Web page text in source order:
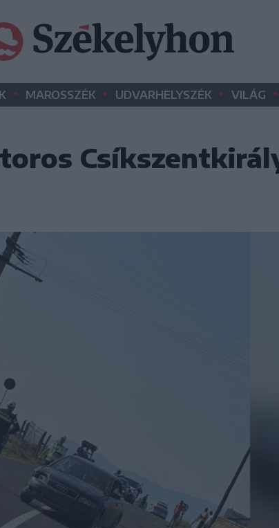
• MAROSSZÉK • UDVARHELYSZÉK • VILÁG •